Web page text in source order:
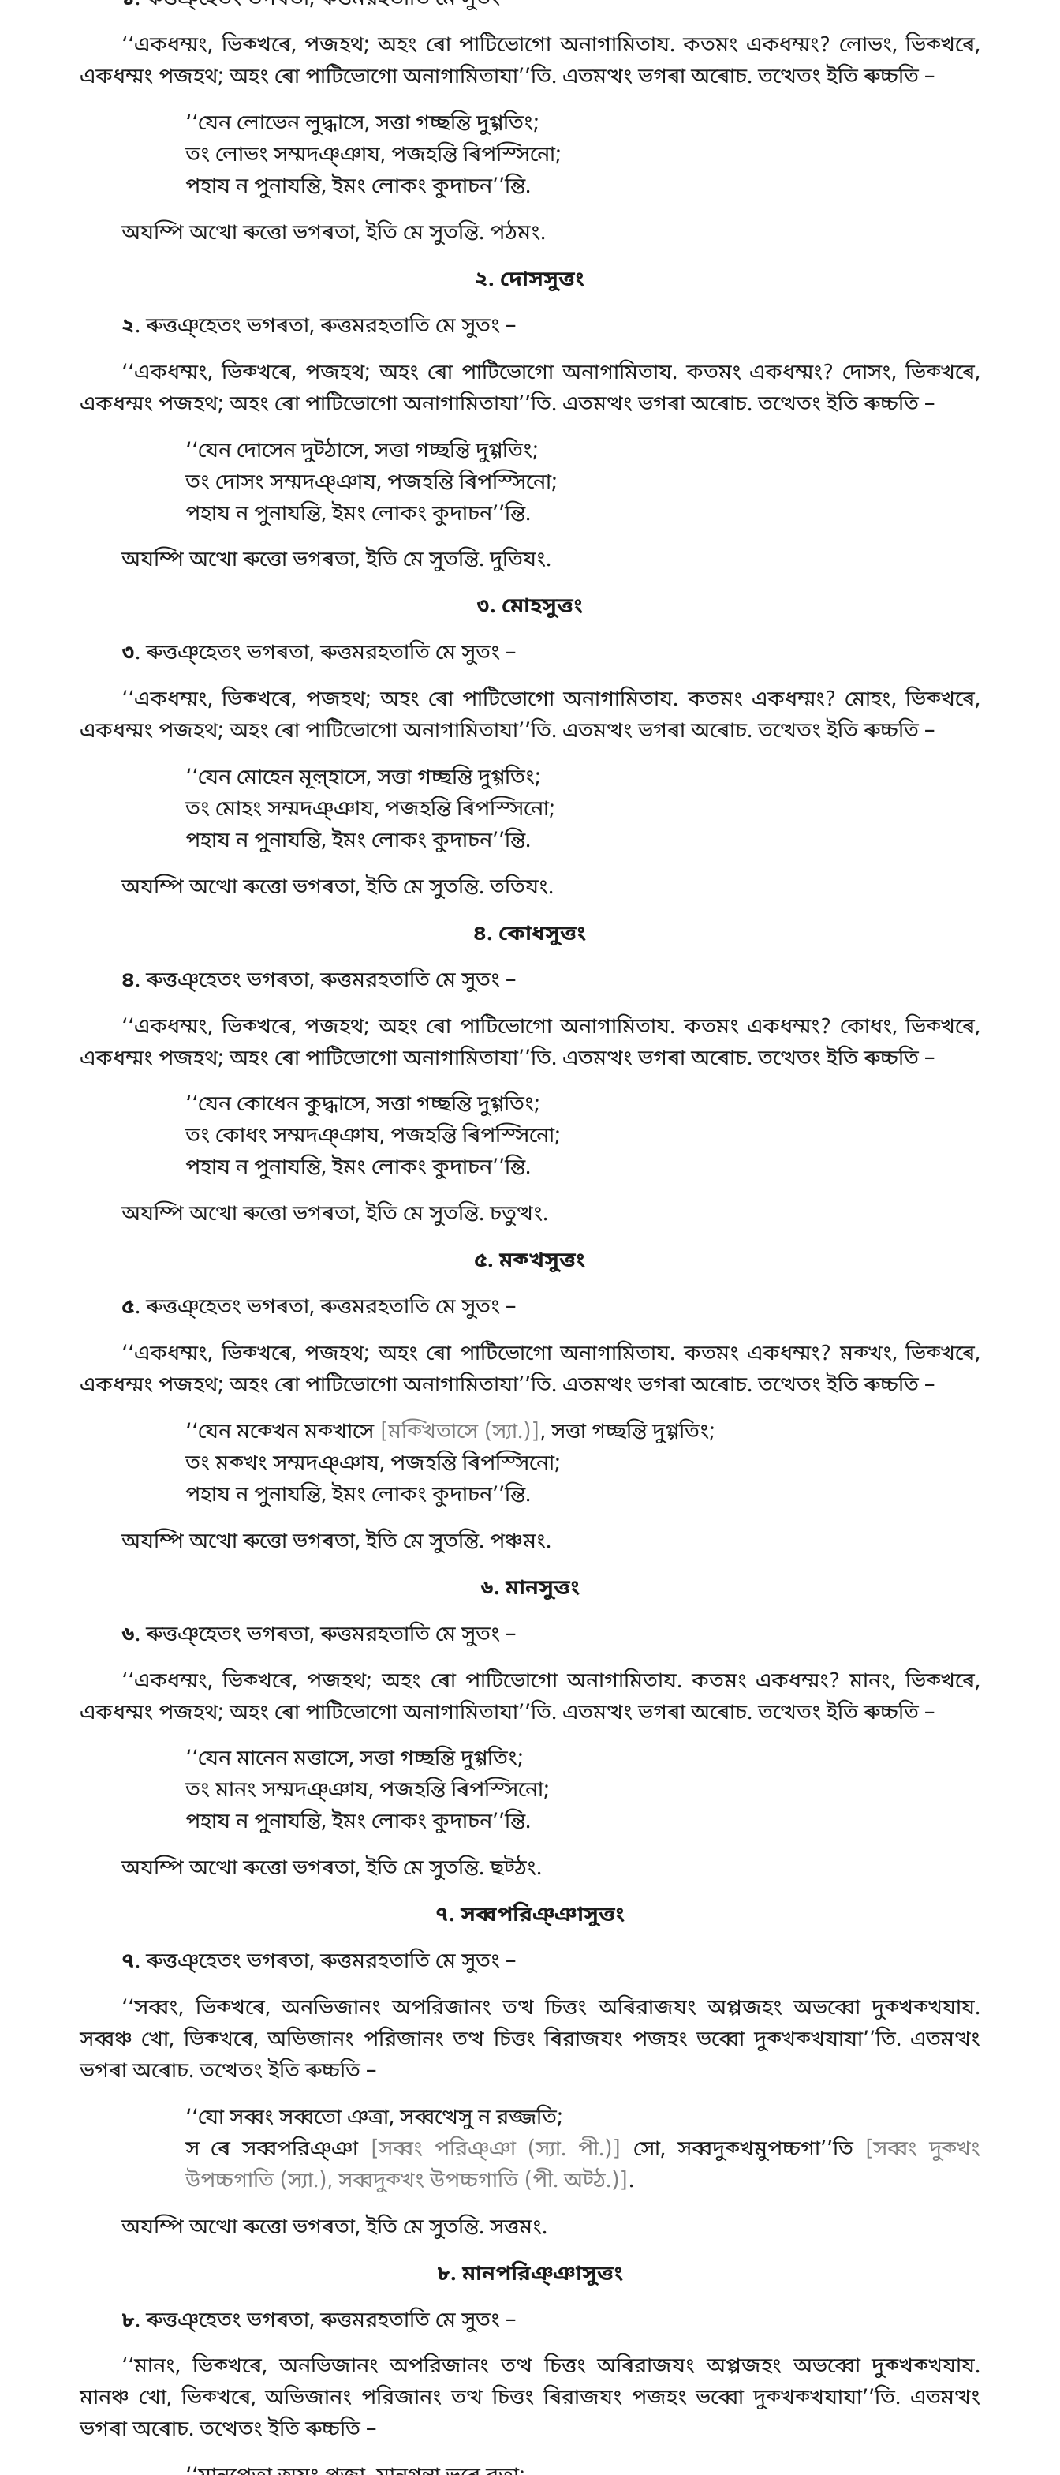
‘‘একধম্মং, ভিক্খৰে, পজহথ; অহং ৰো পাটিভোগো অনাগামিতায. কতমং একধম্মং? লোভং, ভিক্খৰে,
একধম্মং পজহথ; অহং ৰো পাটিভোগো অনাগামিতাযা’’তি. এতমত্থং ভগৰা অৰোচ. তত্থেতং ইতি ৰুচ্চতি –
‘‘যেনলোভেন লুদ্ধাসে, সত্তা গচ্ছন্তি দুগ্গতিং;
তং লোভং সম্মদঞ্ঞায, পজহন্তি ৰিপস্সিনো;
পহায ন পুনাযন্তি, ইমং লোকং কুদাচন’’ন্তি.
অযম্পি অত্থো ৰুত্তো ভগৰতা, ইতি মে সুতন্তি. পঠমং.
২. দোসসুত্তং
২. ৰুত্তঞ্হেতং ভগৰতা, ৰুত্তমরহতাতি মে সুতং –
‘‘একধম্মং, ভিক্খৰে, পজহথ; অহং ৰো পাটিভোগোঅনাগামিতায. কতমং একধম্মং? দোসং, ভিক্খৰে,
একধম্মং পজহথ; অহং ৰোপাটিভোগো অনাগামিতাযা’’তি. এতমত্থং ভগৰা অৰোচ. তত্থেতং ইতি ৰুচ্চতি –
‘‘যেনদোসেন দুট্ঠাসে, সত্তা গচ্ছন্তি দুগ্গতিং;
তং দোসং সম্মদঞ্ঞায, পজহন্তি ৰিপস্সিনো;
পহায ন পুনাযন্তি, ইমং লোকং কুদাচন’’ন্তি.
অযম্পি অত্থো ৰুত্তো ভগৰতা, ইতি মে সুতন্তি. দুতিযং.
৩. মোহসুত্তং
৩. ৰুত্তঞ্হেতং ভগৰতা, ৰুত্তমরহতাতি মে সুতং –
‘‘একধম্মং, ভিক্খৰে, পজহথ; অহং ৰো পাটিভোগো অনাগামিতায. কতমং একধম্মং? মোহং, ভিক্খৰে,
একধম্মং পজহথ; অহং ৰো পাটিভোগো অনাগামিতাযা’’তি. এতমত্থং ভগৰা অৰোচ. তত্থেতং ইতি ৰুচ্চতি –
‘‘যেন মোহেন মূল়্হাসে, সত্তা গচ্ছন্তি দুগ্গতিং;
তং মোহং সম্মদঞ্ঞায, পজহন্তি ৰিপস্সিনো;
পহায ন পুনাযন্তি, ইমং লোকং কুদাচন’’ন্তি.
অযম্পিঅত্থো ৰুত্তো ভগৰতা, ইতি মে সুতন্তি. ততিযং.
৪. কোধসুত্তং
৪. ৰুত্তঞ্হেতং ভগৰতা, ৰুত্তমরহতাতি মে সুতং –
‘‘একধম্মং, ভিক্খৰে, পজহথ; অহং ৰো পাটিভোগো অনাগামিতায. কতমং একধম্মং? কোধং, ভিক্খৰে,
একধম্মং পজহথ; অহং ৰো পাটিভোগো অনাগামিতাযা’’তি. এতমত্থং ভগৰা অৰোচ. তত্থেতং ইতি ৰুচ্চতি –
‘‘যেনকোধেন কুদ্ধাসে, সত্তা গচ্ছন্তি দুগ্গতিং;
তং কোধং সম্মদঞ্ঞায, পজহন্তি ৰিপস্সিনো;
পহায ন পুনাযন্তি, ইমং লোকং কুদাচন’’ন্তি.
অযম্পি অত্থো ৰুত্তো ভগৰতা, ইতি মে সুতন্তি. চতুত্থং.
৫. মক্খসুত্তং
৫. ৰুত্তঞ্হেতংভগৰতা, ৰুত্তমরহতাতি মে সুতং –
‘‘একধম্মং, ভিক্খৰে, পজহথ; অহং ৰো পাটিভোগো অনাগামিতায. কতমং একধম্মং? মক্খং, ভিক্খৰে,
একধম্মং পজহথ; অহং ৰো পাটিভোগো অনাগামিতাযা’’তি. এতমত্থং ভগৰা অৰোচ. তত্থেতং ইতি ৰুচ্চতি –
‘‘যেন মক্খেন মক্খাসে [মক্খিতাসে (স্যা.)], সত্তা গচ্ছন্তি দুগ্গতিং;
তং মক্খং সম্মদঞ্ঞায, পজহন্তি ৰিপস্সিনো;
পহায ন পুনাযন্তি, ইমং লোকং কুদাচন’’ন্তি.
অযম্পি অত্থো ৰুত্তো ভগৰতা, ইতি মে সুতন্তি. পঞ্চমং.
৬. মানসুত্তং
৬. ৰুত্তঞ্হেতংভগৰতা, ৰুত্তমরহতাতি মে সুতং –
‘‘একধম্মং, ভিক্খৰে, পজহথ; অহং ৰো পাটিভোগো অনাগামিতায. কতমং একধম্মং? মানং, ভিক্খৰে,
একধম্মং পজহথ; অহং ৰো পাটিভোগো অনাগামিতাযা’’তি. এতমত্থং ভগৰা অৰোচ. তত্থেতং ইতি ৰুচ্চতি –
‘‘যেন মানেন মত্তাসে, সত্তা গচ্ছন্তি দুগ্গতিং;
তং মানং সম্মদঞ্ঞায, পজহন্তি ৰিপস্সিনো;
পহায ন পুনাযন্তি, ইমং লোকং কুদাচন’’ন্তি.
অযম্পিঅত্থো ৰুত্তো ভগৰতা, ইতি মে সুতন্তি. ছট্ঠং.
৭. সব্বপরিঞ্ঞাসুত্তং
৭. ৰুত্তঞ্হেতং ভগৰতা, ৰুত্তমরহতাতি মে সুতং –
‘‘সব্বং, ভিক্খৰে, অনভিজানং অপরিজানং তত্থ চিত্তং অৰিরাজযং অপ্পজহং অভব্বো দুক্খক্খযায.
সব্বঞ্চ খো, ভিক্খৰে, অভিজানং পরিজানংতত্থ চিত্তং ৰিরাজযং পজহং ভব্বো দুক্খক্খযাযা’’তি. এতমত্থং
ভগৰা অৰোচ. তত্থেতং ইতি ৰুচ্চতি –
‘‘যোসব্বং সব্বতো ঞত্ৰা, সব্বত্থেসু ন রজ্জতি;
স ৰে সব্বপরিঞ্ঞা [সব্বং পরিঞ্ঞা (স্যা. পী.)] সো, সব্বদুক্খমুপচ্চগা’’তি [সব্বং দুক্খং
উপচ্চগাতি (স্যা.), সব্বদুক্খং উপচ্চগাতি (পী. অট্ঠ.)] .
অযম্পি অত্থো ৰুত্তো ভগৰতা, ইতি মে সুতন্তি. সত্তমং.
৮. মানপরিঞ্ঞাসুত্তং
৮. ৰুত্তঞ্হেতং ভগৰতা, ৰুত্তমরহতাতি মে সুতং –
‘‘মানং, ভিক্খৰে, অনভিজানং অপরিজানং তত্থ চিত্তং অৰিরাজযং অপ্পজহং অভব্বো দুক্খক্খযায.
মানঞ্চ খো, ভিক্খৰে, অভিজানং পরিজানং তত্থ চিত্তং ৰিরাজযং পজহং ভব্বো দুক্খক্খযাযা’’তি. এতমত্থং
ভগৰা অৰোচ. তত্থেতং ইতি ৰুচ্চতি –